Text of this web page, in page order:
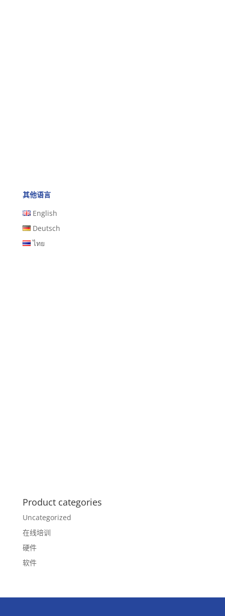
其他语言
English
Deutsch
ไทย
Product categories
Uncategorized
在线培训
硬件
软件